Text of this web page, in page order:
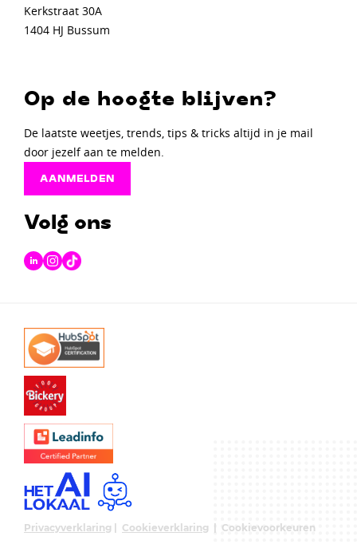
Kerkstraat 30A
1404 HJ Bussum
Op de hoogte blijven?
De laatste weetjes, trends, tips & tricks altijd in je mail
door jezelf aan te melden.
AANMELDEN
Volg ons
Privacyverklaring Cookieverklaring Cookievoorkeuren